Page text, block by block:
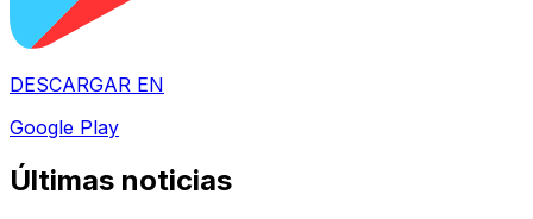
DESCARGAR EN
Google Play
Últimas noticias